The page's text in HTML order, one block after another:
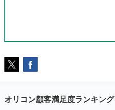
オリコン顧客満足度ランキング